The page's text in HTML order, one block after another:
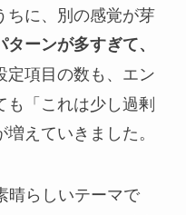
ちに、別の感覚が芽
ーンが多すぎて、
定項目の数も、エン
も「これは少し過剰
えていきました。
晴らしいテーマで